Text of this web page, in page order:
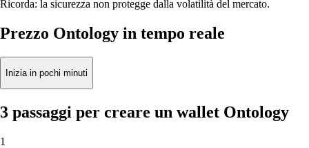
Ricorda: la sicurezza non protegge dalla volatilità del mercato.
Prezzo Ontology in tempo reale
Inizia in pochi minuti
3 passaggi per creare un wallet Ontology
1